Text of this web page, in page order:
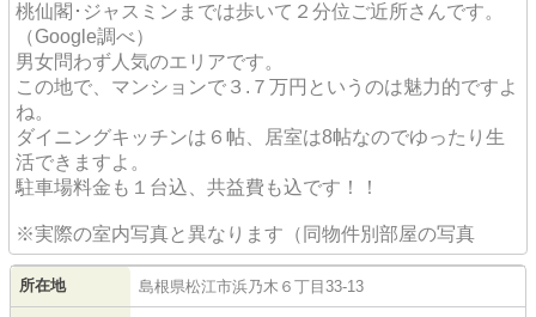
桃仙閣･ジャスミンまでは歩いて２分位ご近所さんです。
（Google調べ）
男女問わず人気のエリアです。
この地で、マンションで３.７万円というのは魅力的ですよ
ね。
ダイニングキッチンは６帖、居室は8帖なのでゆったり生
活できますよ。
駐車場料金も１台込、共益費も込です！！
※実際の室内写真と異なります（同物件別部屋の写真
所在地 島根県松江市浜乃木 ６丁目33-13